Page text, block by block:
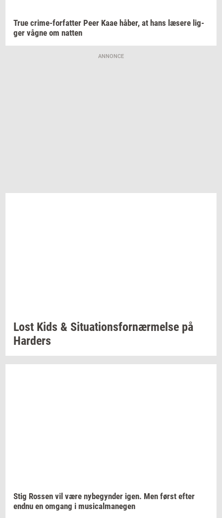
True crime-​forfatter Peer Kaae håber, at hans læ­se­re lig­
ger vågne om nat­ten
ANNONCE
Lost Kids & Si­tu­a­tions­for­nær­mel­se på
Har­ders
Stig Ros­sen vil være ny­be­gyn­der igen. Men først efter
endnu en om­gang i mu­si­cal­ma­ne­gen